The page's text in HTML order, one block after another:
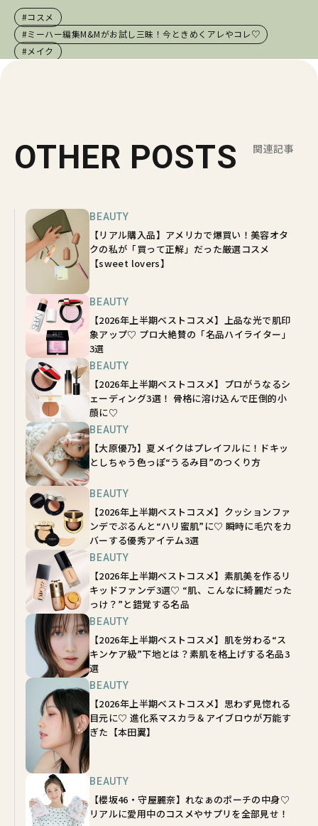
#コスメ
#ミーハー編集M&Mがお試し三昧！今ときめくアレやコレ♡
#メイク
OTHER POSTS 関連記事
BEAUTY
【リアル購入品】アメリカで爆買い！美容オタ
クの私が「買って正解」だった厳選コスメ
【sweet lovers】
BEAUTY
【2026年上半期ベストコスメ】上品な光で肌印
象アップ♡ プロ大絶賛の「名品ハイライター」
3選
BEAUTY
【2026年上半期ベストコスメ】プロがうなるシ
ェーディング3選！ 骨格に溶け込んで圧倒的小
顔に♡
BEAUTY
【大原優乃】夏メイクはプレイフルに！ドキッ
としちゃう色っぽ“うるみ目”のつくり方
BEAUTY
【2026年上半期ベストコスメ】クッションファ
ンデでぷるんと“ハリ蜜肌”に♡ 瞬時に毛穴をカ
バーする優秀アイテム3選
BEAUTY
【2026年上半期ベストコスメ】素肌美を作るリ
キッドファンデ3選♡ “肌、こんなに綺麗だった
っけ？”と錯覚する名品
BEAUTY
【2026年上半期ベストコスメ】肌を労わる“ス
キンケア級”下地とは？素肌を格上げする名品3
選
BEAUTY
【2026年上半期ベストコスメ】思わず見惚れる
目元に♡ 進化系マスカラ＆アイブロウが万能す
ぎた【本田翼】
BEAUTY
【櫻坂46・守屋麗奈】れなぁのポーチの中身♡
リアルに愛用中のコスメやサプリを全部見せ！